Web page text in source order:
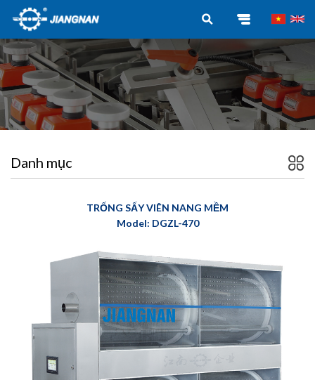
Danh mục
TRỐNG SẤY VIÊN NANG MỀM
Model: DGZL-470